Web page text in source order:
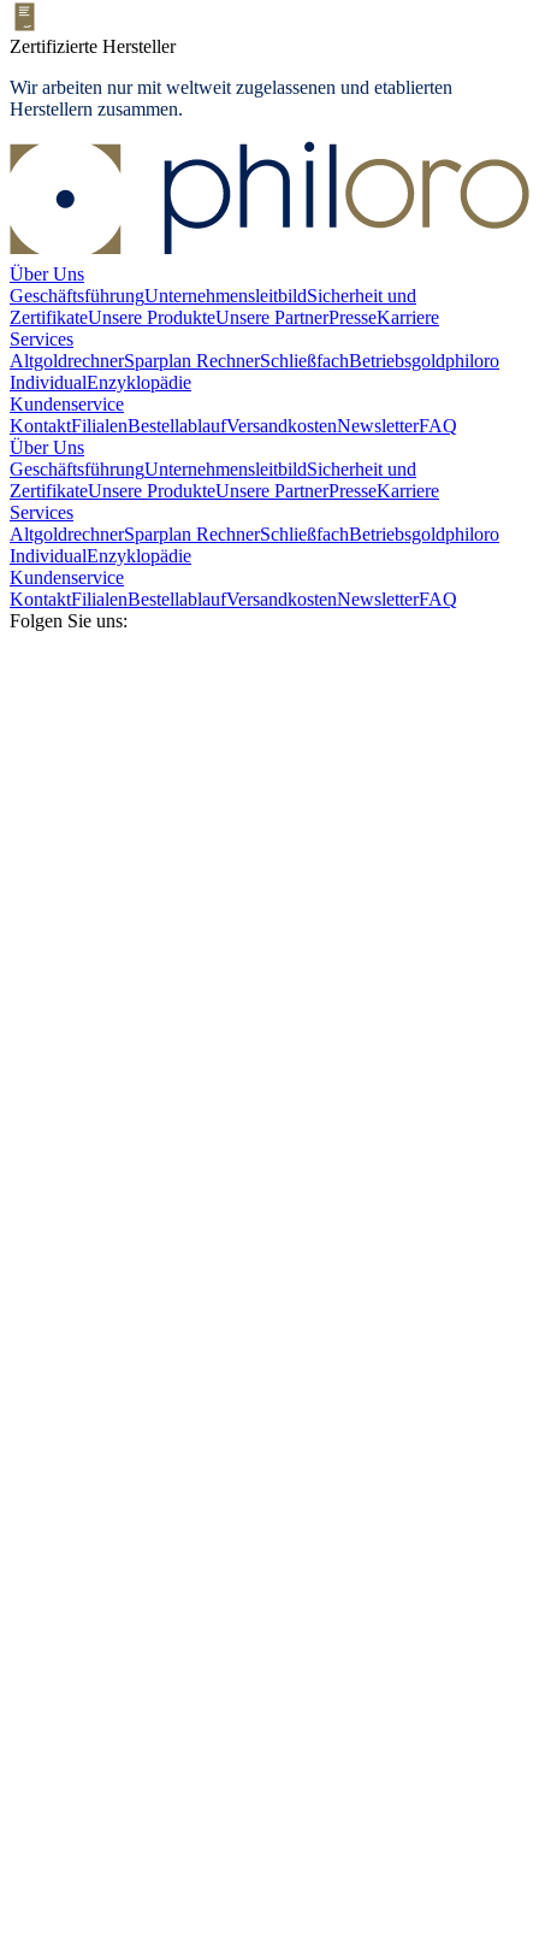
Zertifizierte Hersteller
Wir arbeiten nur mit weltweit zugelassenen und etablierten
Herstellern zusammen.
Über Uns
GeschäftsführungUnternehmensleitbildSicherheit und
ZertifikateUnsere ProdukteUnsere PartnerPresseKarriere
Services
AltgoldrechnerSparplan RechnerSchließfachBetriebsgoldphiloro
IndividualEnzyklopädie
Kundenservice
KontaktFilialenBestellablaufVersandkostenNewsletterFAQ
Über Uns
GeschäftsführungUnternehmensleitbildSicherheit und
ZertifikateUnsere ProdukteUnsere PartnerPresseKarriere
Services
AltgoldrechnerSparplan RechnerSchließfachBetriebsgoldphiloro
IndividualEnzyklopädie
Kundenservice
KontaktFilialenBestellablaufVersandkostenNewsletterFAQ
Folgen Sie uns: